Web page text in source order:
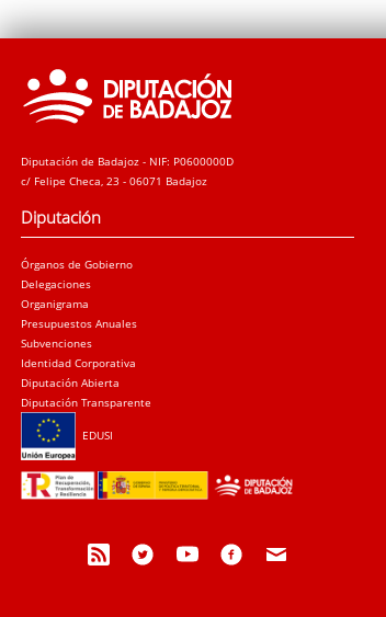
Diputación de Badajoz - NIF: P0600000D
c/ Felipe Checa, 23 - 06071 Badajoz
Diputación
Órganos de Gobierno
Delegaciones
Organigrama
Presupuestos Anuales
Subvenciones
Identidad Corporativa
Diputación Abierta
Diputación Transparente
EDUSI